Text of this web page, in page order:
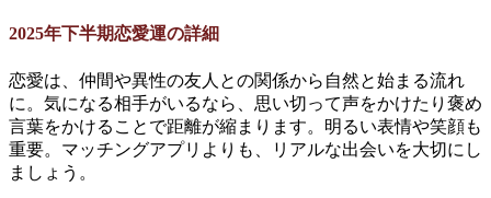
2025年下半期恋愛運の詳細
恋愛は、仲間や異性の友人との関係から自然と始まる流れ
に。気になる相手がいるなら、思い切って声をかけたり褒め
言葉をかけることで距離が縮まります。明るい表情や笑顔も
重要。マッチングアプリよりも、リアルな出会いを大切にし
ましょう。